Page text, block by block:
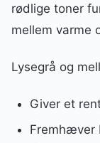
rødlige toner
mellem varme
Lysegrå og
Giver et
Fremhæver